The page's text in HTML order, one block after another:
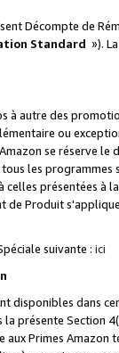
Décompte de
Standard »).
à autre des
ou
se réserve
les
présentées à
de Produit
suivante : ici
disponibles dans
présente Section
Primes Amazon